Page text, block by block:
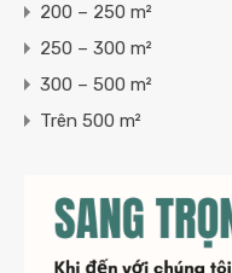
200 – 250 m²
250 – 300 m²
300 – 500 m²
Trên 500 m²